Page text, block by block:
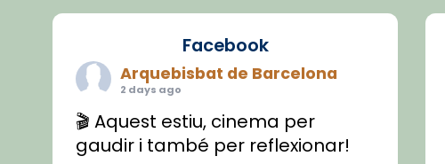
Facebook
Arquebisbat de Barcelona
2 days ago
🎬 Aquest estiu, cinema per
gaudir i també per reflexionar!